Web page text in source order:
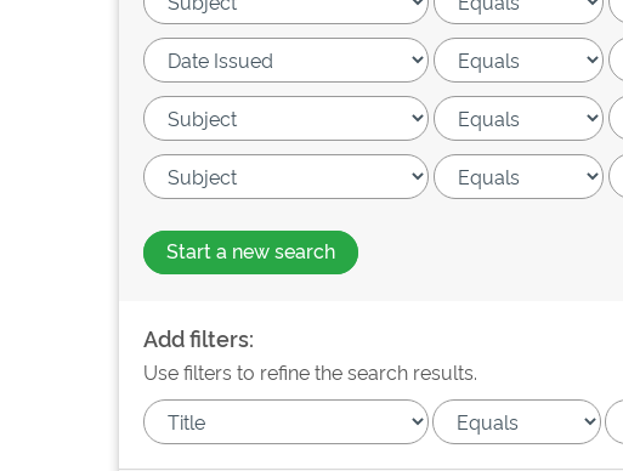
Start a new search
Add filters:
Use filters to refine the search results.